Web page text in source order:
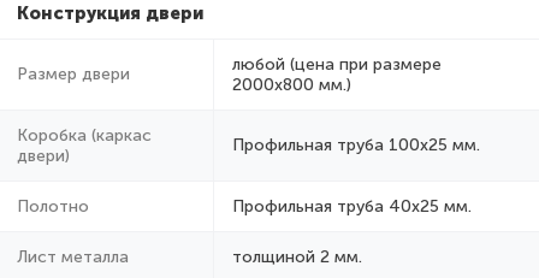
Конструкция двери
Размер двери
любой (цена при размере
2000x800 мм.)
Коробка (каркас
двери)
Профильная труба 100х25 мм.
Полотно Профильная труба 40х25 мм.
Лист металла толщиной 2 мм.